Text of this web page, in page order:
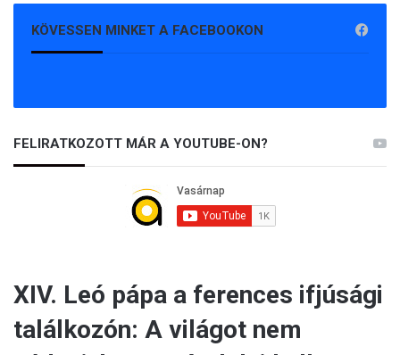
KÖVESSEN MINKET A FACEBOOKON
FELIRATKOZOTT MÁR A YOUTUBE-ON?